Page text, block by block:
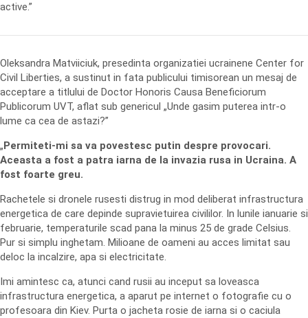
active.”
Oleksandra Matviiciuk, presedinta organizatiei ucrainene Center for
Civil Liberties, a sustinut in fata publicului timisorean un mesaj de
acceptare a titlului de Doctor Honoris Causa Beneficiorum
Publicorum UVT, aflat sub genericul „Unde gasim puterea intr-o
lume ca cea de astazi?”
„Permiteti-mi sa va povestesc putin despre provocari.
Aceasta a fost a patra iarna de la invazia rusa in Ucraina. A
fost foarte greu.
Rachetele si dronele rusesti distrug in mod deliberat infrastructura
energetica de care depinde supravietuirea civililor. In lunile ianuarie si
februarie, temperaturile scad pana la minus 25 de grade Celsius.
Pur si simplu inghetam. Milioane de oameni au acces limitat sau
deloc la incalzire, apa si electricitate.
Imi amintesc ca, atunci cand rusii au inceput sa loveasca
infrastructura energetica, a aparut pe internet o fotografie cu o
profesoara din Kiev. Purta o jacheta rosie de iarna si o caciula